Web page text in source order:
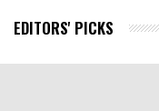
EDITORS' PICKS